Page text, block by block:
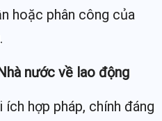
hoặc phân công của
nước về lao động
hợp pháp, chính đáng